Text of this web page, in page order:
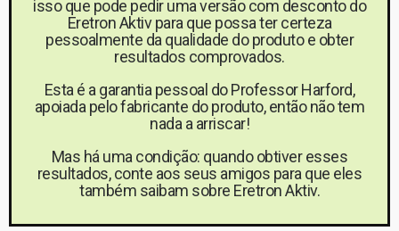
isso que pode pedir uma versão com desconto do
Eretron Aktiv para que possa ter certeza
pessoalmente da qualidade do produto e obter
resultados comprovados.
Esta é a garantia pessoal do Professor Harford,
apoiada pelo fabricante do produto, então não tem
nada a arriscar!
Mas há uma condição: quando obtiver esses
resultados, conte aos seus amigos para que eles
também saibam sobre Eretron Aktiv.